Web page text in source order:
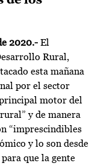
2020.- El
Rural,
esta mañana
por el sector
motor del
y de manera
“imprescindibles
y lo son desde
que la gente